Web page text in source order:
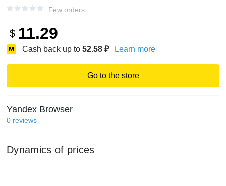
Few orders
$ 11.29
Cash back up to 52.58 ₽ Learn more
Go to the store
Yandex Browser
0 reviews
Dynamics of prices